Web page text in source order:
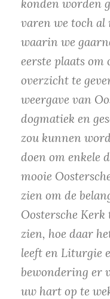
konden worden
varen we toch
waarin we
eerste plaats om
overzicht te
weergave van
dogmatiek en
zou kunnen
doen om enkele
mooie
zien om de
Oostersche
zien, hoe daar
leeft en Liturgie
bewondering er
uw hart op te